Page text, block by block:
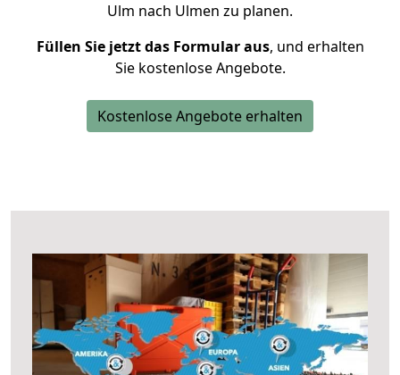
Ulm nach Ulmen zu planen.
Füllen Sie jetzt das Formular aus, und erhalten
Sie kostenlose Angebote.
Kostenlose Angebote erhalten